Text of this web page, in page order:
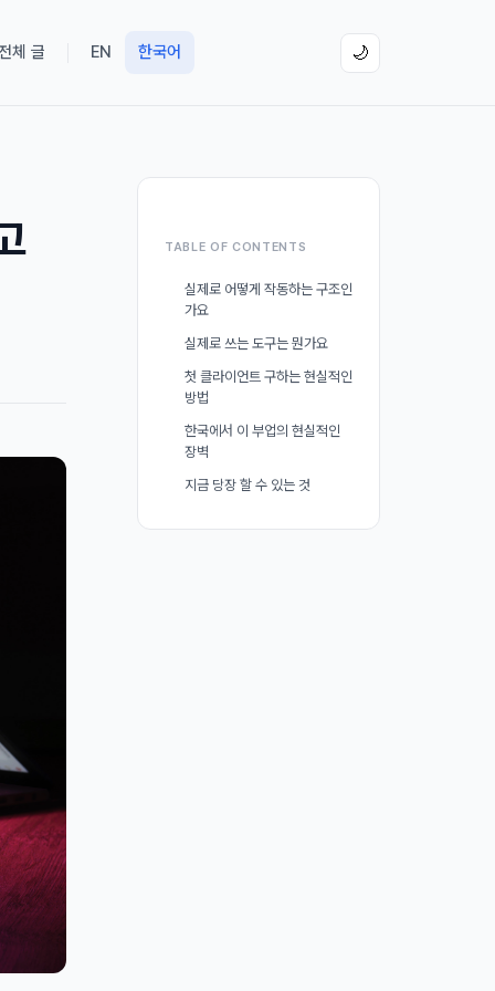
체 글 EN 한국어 🌙
TABLE OF CONTENTS
실제로 어떻게 작동하는 구조인
가요
실제로 쓰는 도구는 뭔가요
첫 클라이언트 구하는 현실적인
방법
한국에서 이 부업의 현실적인
장벽
지금 당장 할 수 있는 것